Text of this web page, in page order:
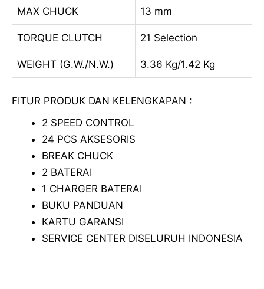
MAX CHUCK 13 mm
TORQUE CLUTCH 21 Selection
WEIGHT (G.W./N.W.) 3.36 Kg/1.42 Kg
FITUR PRODUK DAN KELENGKAPAN :
2 SPEED CONTROL
24 PCS AKSESORIS
BREAK CHUCK
2 BATERAI
1 CHARGER BATERAI
BUKU PANDUAN
KARTU GARANSI
SERVICE CENTER DISELURUH INDONESIA